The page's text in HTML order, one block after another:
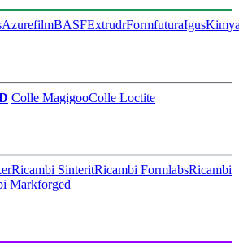
AzurefilmBASFExtrudrFormfuturaIgus
Colle MagigooColle Loctite
Ricambi SinteritRicambi FormlabsRicambi
Markforged